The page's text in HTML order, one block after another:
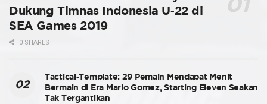
Dukung Timnas Indonesia U-22 di
SEA Games 2019
0 SHARES
Tactical-Template: 29 Pemain Mendapat Menit
Bermain di Era Mario Gomez, Starting Eleven Seakan
Tak Tergantikan